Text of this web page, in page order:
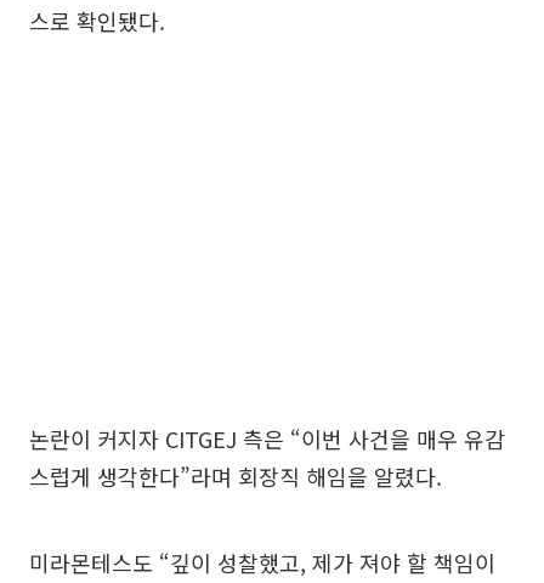
스로 확인됐다.
논란이 커지자 CITGEJ 측은 “이번 사건을 매우 유감
스럽게 생각한다”라며 회장직 해임을 알렸다.
미라몬테스도 “깊이 성찰했고, 제가 져야 할 책임이